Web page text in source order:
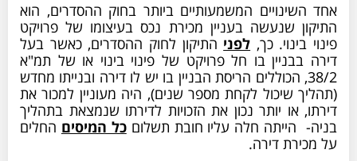
אחד השינויים המשמעותיים ביותר בחוק ההסדרים, הוא
התיקון שנעשה בעניין מכירת נכס בעיצומו של פרויקט
פינוי בינוי. כך, לפני התיקון לחוק ההסדרים, כאשר בעל
דירה בבניין בו חל פרויקט של פינוי בינוי או של תמ"א
38/2, הכוללים הריסת הבניין בו יש לו דירה ובנייתו מחדש
(תהליך שיכול לקחת מספר שנים), היה מעוניין למכור את
דירתו, או יותר נכון את הזכויות לדירתו שנמצאת בתהליך
בניה- הייתה חלה עליו חובת תשלוםכל המיסים החלים
על מכירת דירה.